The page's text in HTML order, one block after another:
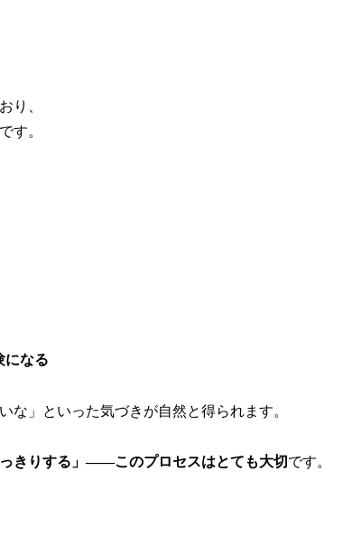
り、
す。
になる
な」といった気づきが自然と得られます。
きりする」——このプロセスはとても大切です。